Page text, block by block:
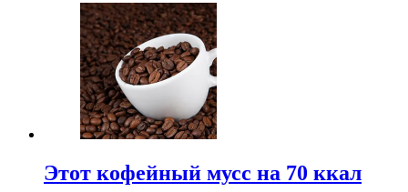
Этот кофейный мусс на 70 ккал